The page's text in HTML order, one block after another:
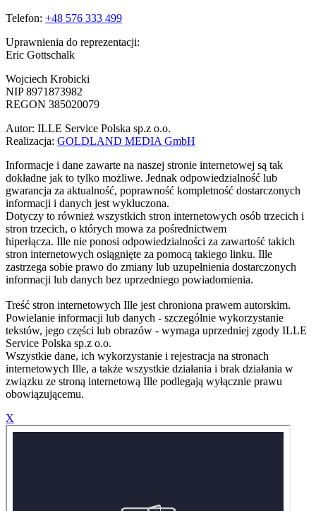
Telefon: +48 576 333 499
Uprawnienia do reprezentacji:
Eric Gottschalk
Wojciech Krobicki
NIP 8971873982
REGON 385020079
Autor: ILLE Service Polska sp.z o.o.
Realizacja: GOLDLAND MEDIA GmbH
Informacje i dane zawarte na naszej stronie internetowej są tak
dokładne jak to tylko możliwe. Jednak odpowiedzialność lub
gwarancja za aktualność, poprawność kompletność dostarczonych
informacji i danych jest wykluczona.
Dotyczy to również wszystkich stron internetowych osób trzecich i
stron trzecich, o których mowa za pośrednictwem
hiperłącza. Ille nie ponosi odpowiedzialności za zawartość takich
stron internetowych osiągnięte za pomocą takiego linku. Ille
zastrzega sobie prawo do zmiany lub uzupełnienia dostarczonych
informacji lub danych bez uprzedniego powiadomienia.
Treść stron internetowych Ille jest chroniona prawem autorskim.
Powielanie informacji lub danych - szczególnie wykorzystanie
tekstów, jego części lub obrazów - wymaga uprzedniej zgody ILLE
Service Polska sp.z o.o.
Wszystkie dane, ich wykorzystanie i rejestracja na stronach
internetowych Ille, a także wszystkie działania i brak działania w
związku ze stroną internetową Ille podlegają wyłącznie prawu
obowiązującemu.
X